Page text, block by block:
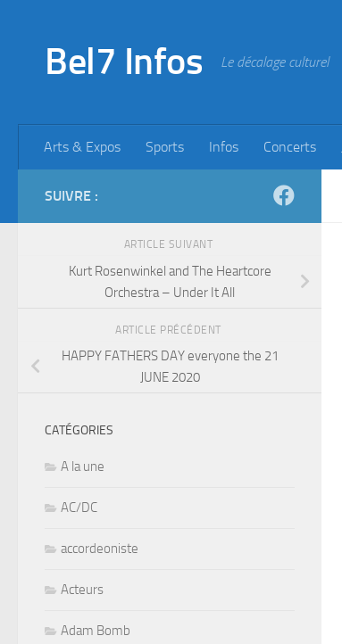
Bel7 Infos Le décalage culturel
Arts & Expos Sports Infos Concerts
SUIVRE :
ARTICLE SUIVANT
Kurt Rosenwinkel and The Heartcore
Orchestra – Under It All
ARTICLE PRÉCÉDENT
HAPPY FATHERS DAY everyone the 21
JUNE 2020
CATÉGORIES
A la une
AC/DC
accordeoniste
Acteurs
Adam Bomb